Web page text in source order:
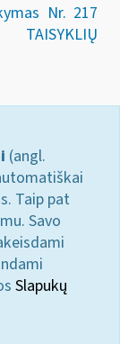
Nr. 217
(angl.
Taip pat
Savo
Slapukų